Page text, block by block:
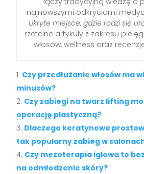
najnowszymi odkryciami
Ukryte miejsce, gdzie rodzi się
rzetelne artykuły z zakresu
włosów, wellness oraz
Czy przedłużanie włosów ma
minusów?
Czy zabiegi na twarz lifting
operację plastyczną?
Dlaczego keratynowe
tak popularny zabieg w
Czy mezoterapia iglowa to
na odmłodzenie skóry?